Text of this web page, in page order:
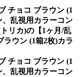
チョコ ブラウン (1
乱視用カラーコン
リカ)の【1ヶ月/乱
ウン (1箱2枚)カラ
チョコ ブラウン (1
乱視用カラーコン